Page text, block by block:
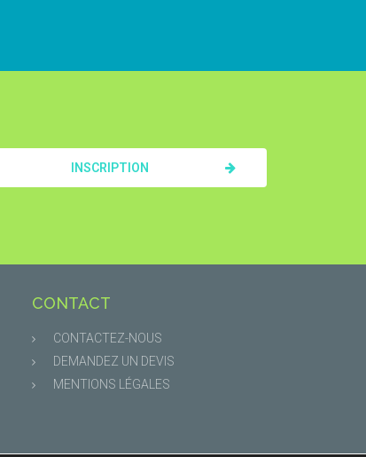
INSCRIPTION
CONTACT
CONTACTEZ-NOUS
DEMANDEZ UN DEVIS
MENTIONS LÉGALES